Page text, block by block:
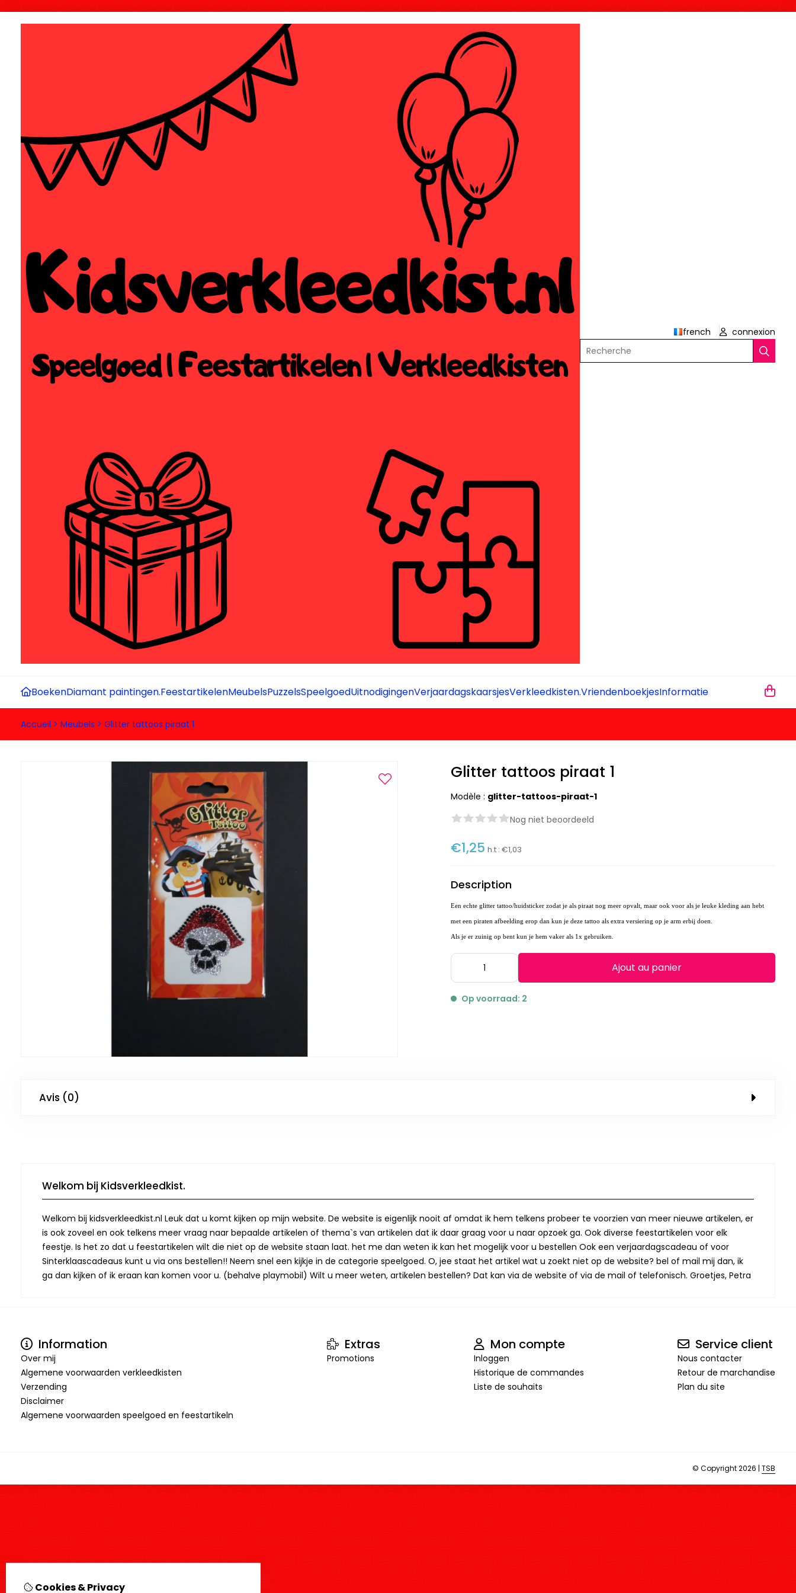
french
connexion
Recherche
BoekenDiamant paintingen.FeestartikelenMeubelsPuzzelsSpeelgoedUitnodigingenVerjaardagskaarsjesVerkleedkisten.VriendenboekjesInformatie
Accueil > Meubels > Glitter tattoos piraat 1
Glitter tattoos piraat 1
Modèle : glitter-tattoos-piraat-1
Nog niet beoordeeld
€1,25 h.t :€1,03
Description
Een echte glitter tattoo/huidsticker zodat je als piraat nog meer opvalt, maar ook voor als je leuke kleding aan hebt
met een piraten afbeelding erop dan kun je deze tattoo als extra versiering op je arm erbij doen.
Als je er zuinig op bent kun je hem vaker als 1x gebruiken.
Ajout au panier
Op voorraad: 2
Avis (0)
Welkom bij Kidsverkleedkist.
Welkom bij kidsverkleedkist.nl Leuk dat u komt kijken op mijn website. De website is eigenlijk nooit af omdat ik hem telkens probeer te voorzien van meer nieuwe artikelen, er
is ook zoveel en ook telkens meer vraag naar bepaalde artikelen of thema`s van artikelen dat ik daar graag voor u naar opzoek ga. Ook diverse feestartikelen voor elk
feestje. Is het zo dat u feestartikelen wilt die niet op de website staan laat. het me dan weten ik kan het mogelijk voor u bestellen Ook een verjaardagscadeau of voor
Sinterklaascadeaus kunt u via ons bestellen!! Neem snel een kijkje in de categorie speelgoed. O, jee staat het artikel wat u zoekt niet op de website? bel of mail mij dan, ik
ga dan kijken of ik eraan kan komen voor u. (behalve playmobil) Wilt u meer weten, artikelen bestellen? Dat kan via de website of via de mail of telefonisch. Groetjes, Petra
Information
Over mij
Algemene voorwaarden verkleedkisten
Verzending
Disclaimer
Algemene voorwaarden speelgoed en feestartikeln
Extras
Promotions
Mon compte
Inloggen
Historique de commandes
Liste de souhaits
Service client
Nous contacter
Retour de marchandise
Plan du site
© Copyright 2026 | TSB
Cookies & Privacy